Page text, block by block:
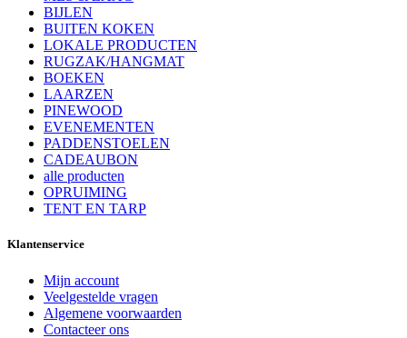
BIJLEN
BUITEN KOKEN
LOKALE PRODUCTEN
RUGZAK/HANGMAT
BOEKEN
LAARZEN
PINEWOOD
EVENEMENTEN
PADDENSTOELEN
CADEAUBON
alle producten
OPRUIMING
TENT EN TARP
Klantenservice
Mijn account
Veelgestelde vragen
Algemene voorwaarden
Contacteer ons